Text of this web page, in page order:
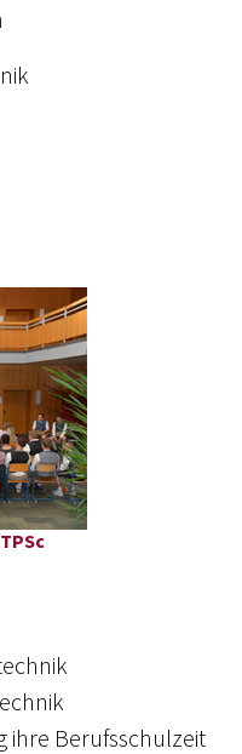
ihre Berufsschulzeit